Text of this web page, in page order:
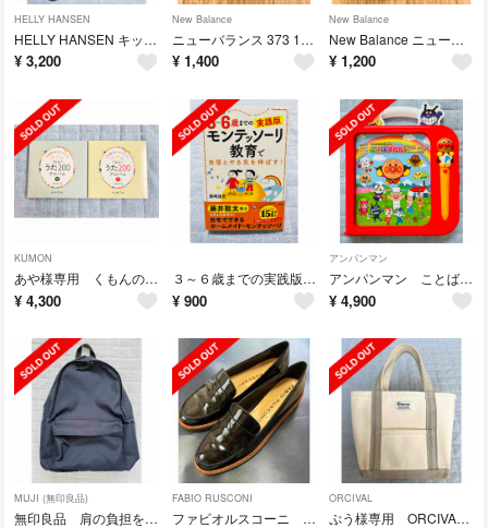
HELLY HANSEN
HELLY HANSEN キッズ リュック 8L
¥ 3,200
New Balance
ニューバランス 373 16.5cm
¥ 1,400
New Balance
New Balance ニューバランス 373/キッズ シューズ W/16.5c
¥ 1,200
KUMON
あや様専用 くもんのうた200アルバム
¥ 4,300
３～６歳までの実践版モンテッソーリ教育で自信とやる気を伸ばす！
¥ 900
アンパンマン
アンパンマン ことばずかん プレミアム
¥ 4,900
MUJI (無印良品)
無印良品 肩の負担を軽くするリュック ネイビー
FABIO RUSCONI
ファビオルスコーニ ローファー 39
ORCIVAL
ぷう様専用 ORCIVAL オーシバル トートバッグ S